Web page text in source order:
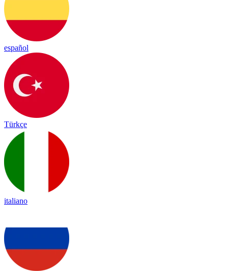
español
Türkçe
italiano